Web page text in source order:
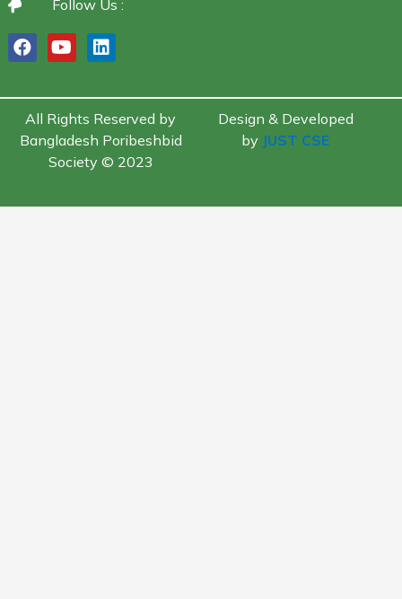
Follow Us :
All Rights Reserved by
Bangladesh Poribeshbid
Society © 2023
Design & Developed
by JUST CSE